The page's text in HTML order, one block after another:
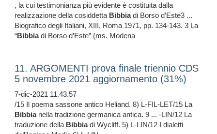
, la cui testimonianza più evidente è costituita dalla
realizzazione della cosiddetta Bibbiadi Borso d’Este3 ...
Biografico degli Italiani, XIII, Roma 1971, pp. 134-143. 3 La
“Bibbiadi Borso d’Este” (ms. Modena
11. ARGOMENTI prova finale triennio CDS
5 novembre 2021 aggiornamento (31%)
7-dic-2021 11.43.57
/15 Il poema sassone antico Heliand. 8) L-FIL-LET/15 La
Bibbianella tradizione germanica antica. 9 ... -LIN/12 La
traduzione della Bibbiadi Wycliff. 5) L-LIN/12 I dialetti